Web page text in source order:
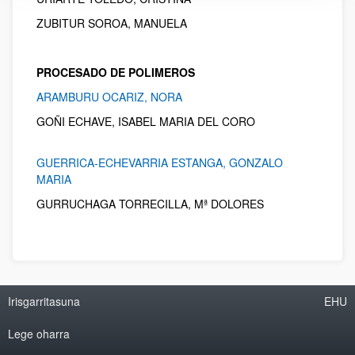
ZUBITUR SOROA, MANUELA
PROCESADO DE POLIMEROS
ARAMBURU OCARIZ, NORA
GOÑI ECHAVE, ISABEL MARIA DEL CORO
GUERRICA-ECHEVARRIA ESTANGA, GONZALO
MARIA
GURRUCHAGA TORRECILLA, Mª DOLORES
Irisgarritasuna
Lege oharra
EHU